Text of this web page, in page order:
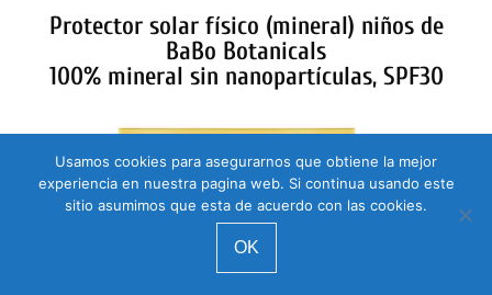
Protector solar físico (mineral) niños de
BaBo Botanicals
100% mineral sin nanopartículas, SPF30
Usamos cookies para asegurarnos que obtiene la mejor
experiencia en nuestra pagina web. Si continua usando este
sitio asumimos que esta de acuerdo con las cookies.
OK